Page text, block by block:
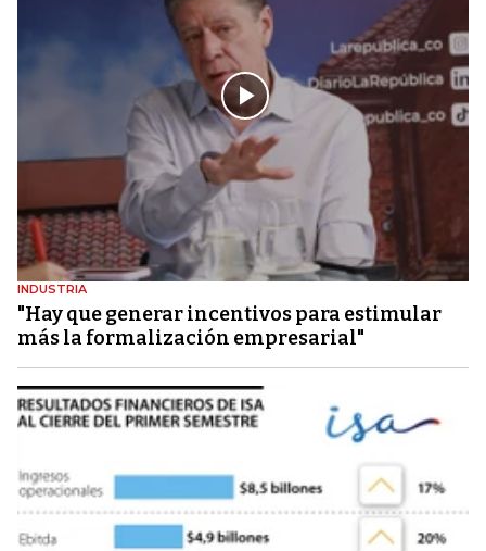
INDUSTRIA
"Hay que generar incentivos para estimular
más la formalización empresarial"